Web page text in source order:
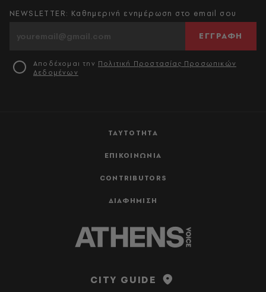
ΤΑΥΤΟΤΗΤΑ
ΕΠΙΚΟΙΝΩΝΙΑ
CONTRIBUTORS
ΔΙΑΦΗΜΙΣΗ
NEWSLETTER: Καθημερινή ενημέρωση στο email σου
ΕΓΓΡΑΦΗ
Αποδέχομαι την Πολιτική Προστασίας Προσωπικών
Δεδομένων
CITY GUIDE